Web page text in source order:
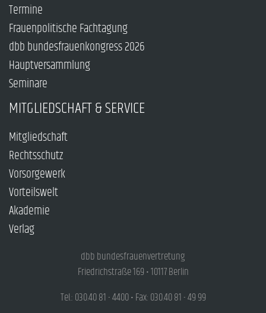
Termine
Frauenpolitische Fachtagung
dbb bundesfrauenkongress 2026
Hauptversammlung
Seminare
MITGLIEDSCHAFT & SERVICE
Mitgliedschaft
Rechtsschutz
Vorsorgewerk
Vorteilswelt
Akademie
Verlag
dbb bundesfrauenvertretung
Friedrichstraße 169 • 10117 Berlin
Tel.: 030.40 81 - 4400 • Fax: 030.40 81 - 49 99